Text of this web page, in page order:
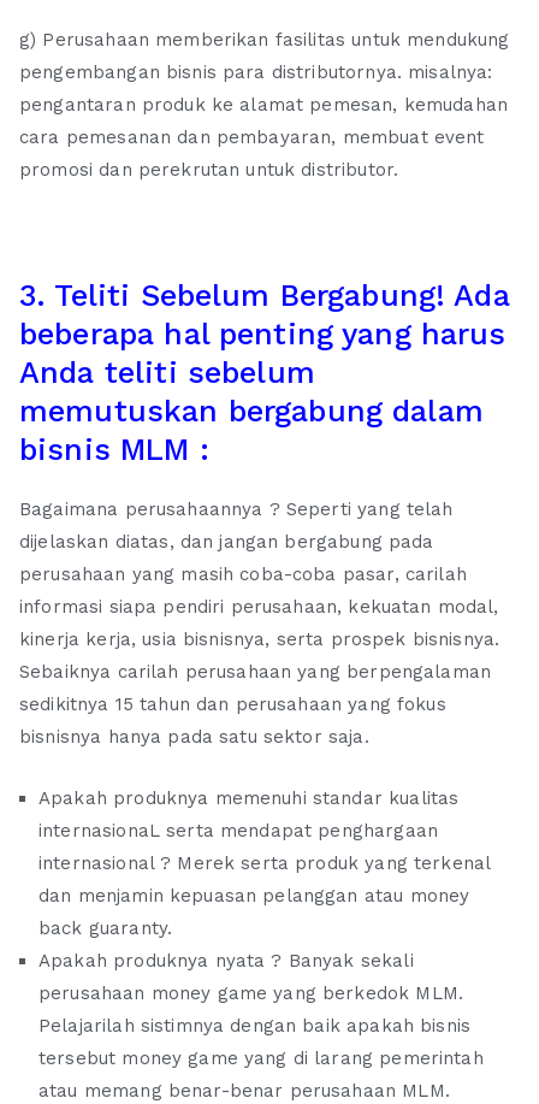
g) Perusahaan memberikan fasilitas untuk mendukung
pengembangan bisnis para distributornya. misalnya:
pengantaran produk ke alamat pemesan, kemudahan
cara pemesanan dan pembayaran, membuat event
promosi dan perekrutan untuk distributor.
3. Teliti Sebelum Bergabung! Ada
beberapa hal penting yang harus
Anda teliti sebelum
memutuskan bergabung dalam
bisnis MLM :
Bagaimana perusahaannya ? Seperti yang telah
dijelaskan diatas, dan jangan bergabung pada
perusahaan yang masih coba-coba pasar, carilah
informasi siapa pendiri perusahaan, kekuatan modal,
kinerja kerja, usia bisnisnya, serta prospek bisnisnya.
Sebaiknya carilah perusahaan yang berpengalaman
sedikitnya 15 tahun dan perusahaan yang fokus
bisnisnya hanya pada satu sektor saja.
Apakah produknya memenuhi standar kualitas
internasionaL serta mendapat penghargaan
internasional ? Merek serta produk yang terkenal
dan menjamin kepuasan pelanggan atau money
back guaranty.
Apakah produknya nyata ? Banyak sekali
perusahaan money game yang berkedok MLM.
Pelajarilah sistimnya dengan baik apakah bisnis
tersebut money game yang di larang pemerintah
atau memang benar-benar perusahaan MLM.